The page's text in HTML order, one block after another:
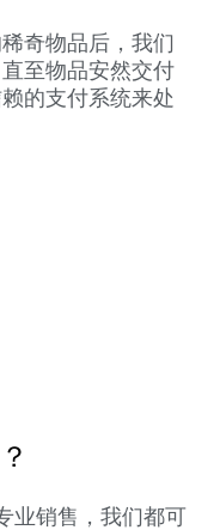
奇物品后，我们
至物品安然交付
的支付系统来处
业销售，我们都可